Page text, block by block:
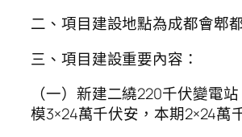
二、項目建設地點為成都會郫
三、項目建設重要內容：
（一）新建二繞220千伏變電
模3×24萬千伏安，本期2×24萬